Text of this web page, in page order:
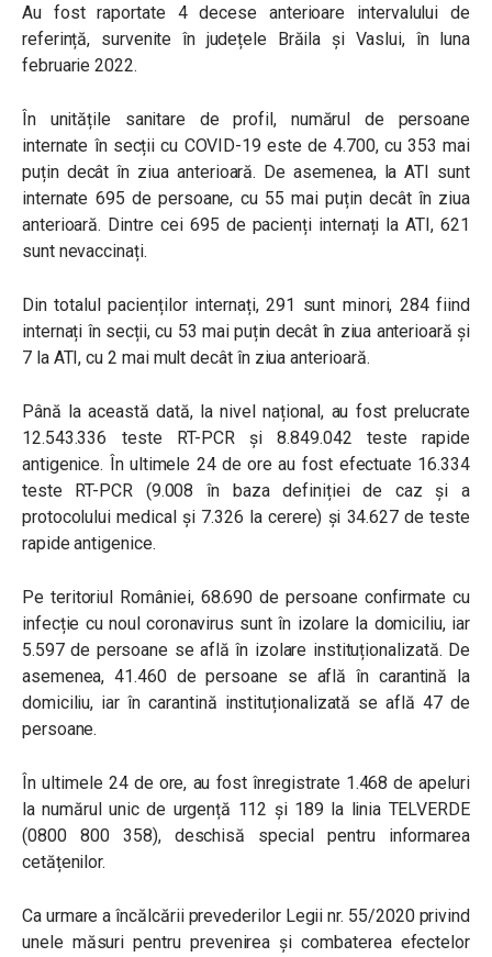
Au fost raportate 4 decese anterioare intervalului de
referință, survenite în județele Brăila și Vaslui, în luna
februarie 2022.
În unitățile sanitare de profil, numărul de persoane
internate în secții cu COVID-19 este de 4.700, cu 353 mai
puțin decât în ziua anterioară. De asemenea, la ATI sunt
internate 695 de persoane, cu 55 mai puțin decât în ziua
anterioară. Dintre cei 695 de pacienți internați la ATI, 621
sunt nevaccinați.
Din totalul pacienților internați, 291 sunt minori, 284 fiind
internați în secții, cu 53 mai puțin decât în ziua anterioară și
7 la ATI, cu 2 mai mult decât în ziua anterioară.
Până la această dată, la nivel național, au fost prelucrate
12.543.336 teste RT-PCR și 8.849.042 teste rapide
antigenice. În ultimele 24 de ore au fost efectuate 16.334
teste RT-PCR (9.008 în baza definiției de caz și a
protocolului medical și 7.326 la cerere) și 34.627 de teste
rapide antigenice.
Pe teritoriul României, 68.690 de persoane confirmate cu
infecție cu noul coronavirus sunt în izolare la domiciliu, iar
5.597 de persoane se află în izolare instituționalizată. De
asemenea, 41.460 de persoane se află în carantină la
domiciliu, iar în carantină instituționalizată se află 47 de
persoane.
În ultimele 24 de ore, au fost înregistrate 1.468 de apeluri
la numărul unic de urgență 112 și 189 la linia TELVERDE
(0800 800 358), deschisă special pentru informarea
cetățenilor.
Ca urmare a încălcării prevederilor Legii nr. 55/2020 privind
unele măsuri pentru prevenirea și combaterea efectelor